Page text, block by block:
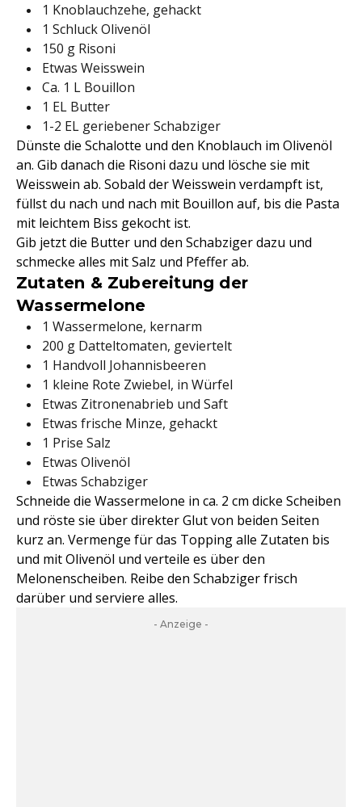
1 Knoblauchzehe, gehackt
1 Schluck Olivenöl
150 g Risoni
Etwas Weisswein
Ca. 1 L Bouillon
1 EL Butter
1-2 EL geriebener Schabziger
Dünste die Schalotte und den Knoblauch im Olivenöl
an. Gib danach die Risoni dazu und lösche sie mit
Weisswein ab. Sobald der Weisswein verdampft ist,
füllst du nach und nach mit Bouillon auf, bis die Pasta
mit leichtem Biss gekocht ist.
Gib jetzt die Butter und den Schabziger dazu und
schmecke alles mit Salz und Pfeffer ab.
Zutaten & Zubereitung der
Wassermelone
1 Wassermelone, kernarm
200 g Datteltomaten, geviertelt
1 Handvoll Johannisbeeren
1 kleine Rote Zwiebel, in Würfel
Etwas Zitronenabrieb und Saft
Etwas frische Minze, gehackt
1 Prise Salz
Etwas Olivenöl
Etwas Schabziger
Schneide die Wassermelone in ca. 2 cm dicke Scheiben
und röste sie über direkter Glut von beiden Seiten
kurz an. Vermenge für das Topping alle Zutaten bis
und mit Olivenöl und verteile es über den
Melonenscheiben. Reibe den Schabziger frisch
darüber und serviere alles.
- Anzeige -